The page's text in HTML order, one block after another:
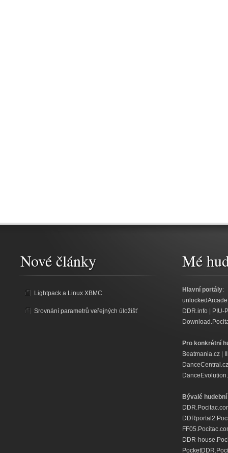
Nové články
Lightpack a Linux XBMC
Srovnání parametrů veřejných úložišť
Mé
Hlavní portály:
DDR.info
PIU-
Pro konkrétní
Beatmania.cz
DanceCentral.cz
Bývalé
DDR-